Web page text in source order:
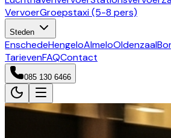
VervoerGroepstaxi (5-8 pers)
Steden
EnschedeHengeloAlmeloOldenzaal
TarievenFAQContact
085 130 6466